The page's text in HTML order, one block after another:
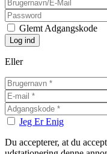
Glemt Adgangskode
Eller
Jeg Er Enig
Du accepterer, at du